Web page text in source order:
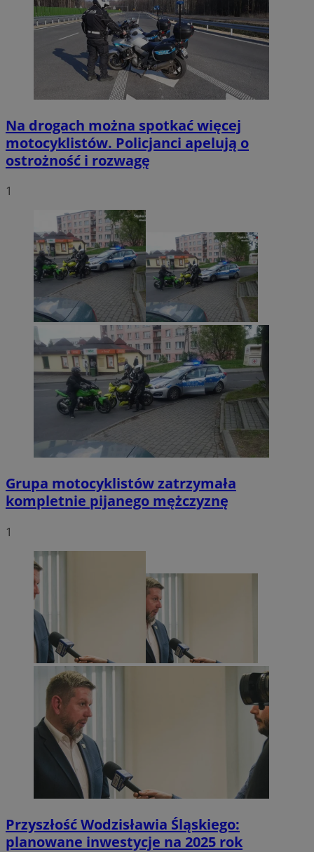
Na drogach można spotkać więcej
motocyklistów. Policjanci apelują o
ostrożność i rozwagę
1
Grupa motocyklistów zatrzymała
kompletnie pijanego mężczyznę
1
Przyszłość Wodzisławia Śląskiego:
planowane inwestycje na 2025 rok